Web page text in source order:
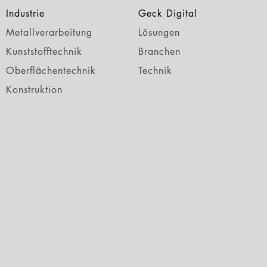
Industrie
Metallverarbeitung
Kunststofftechnik
Oberflächentechnik
Konstruktion
Geck Digital
Lösungen
Branchen
Technik